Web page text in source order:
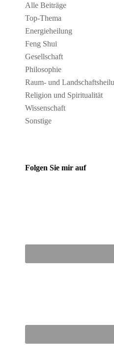
Alle Beiträge
Top-Thema
Energieheilung
Feng Shui
Gesellschaft
Philosophie
Raum- und
Religion und Spiritualität
Wissenschaft
Sonstige
Folgen Sie mir auf